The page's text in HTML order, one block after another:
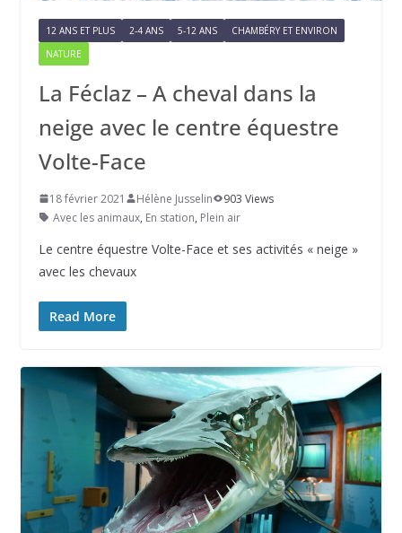
12 ANS ET PLUS 2-4 ANS 5-12 ANS
CHAMBÉRY ET ENVIRON
NATURE
La Féclaz – A cheval dans la
neige avec le centre équestre
Volte-Face
18 février 2021 Hélène Jusselin
903 Views
Avec les animaux, En station, Plein air
Le centre équestre Volte-Face et ses activités « neige »
avec les chevaux
Read More